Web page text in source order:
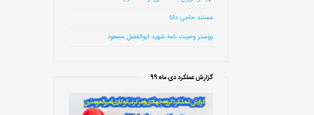
مستند حاجی دانا
پوستر وصیت نامه شهید ابوالفضل مسعود
گزارش عملکرد دی ماه 99